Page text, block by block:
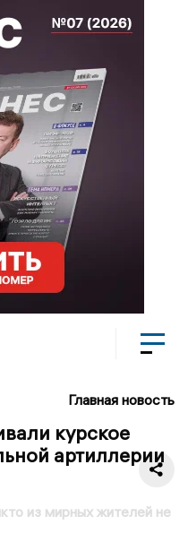
Главная новость
курское
артиллерии
из мирных жителей не